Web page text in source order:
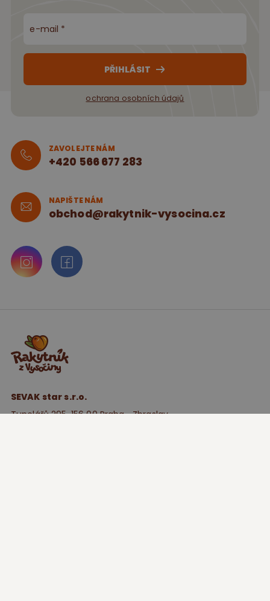
e-mail *
PŘIHLÁSIT
ochrana osobních údajů
ZAVOLEJTE NÁM
+420 566 677 283
NAPIŠTE NÁM
obchod@rakytnik-vysocina.cz
SEVAK star s.r.o.
Tunelářů 295, 156 00 Praha ‑ Zbraslav